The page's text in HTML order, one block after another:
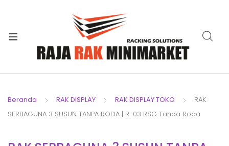
Beranda RAK DISPLAY RAK DISPLAY TOKO
RAK
SERBAGUNA 3 SUSUN TANPA RODA | R-03 RSG Tanpa Roda